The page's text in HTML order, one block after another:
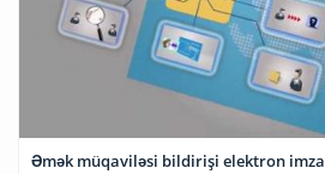
Əmək müqaviləsi bildirişi elektron